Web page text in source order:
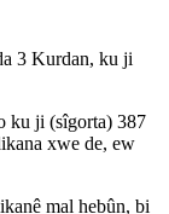
3 Kurdan, ku ji
ku ji (sîgorta) 387
xwe de, ew
mal hebûn, bi